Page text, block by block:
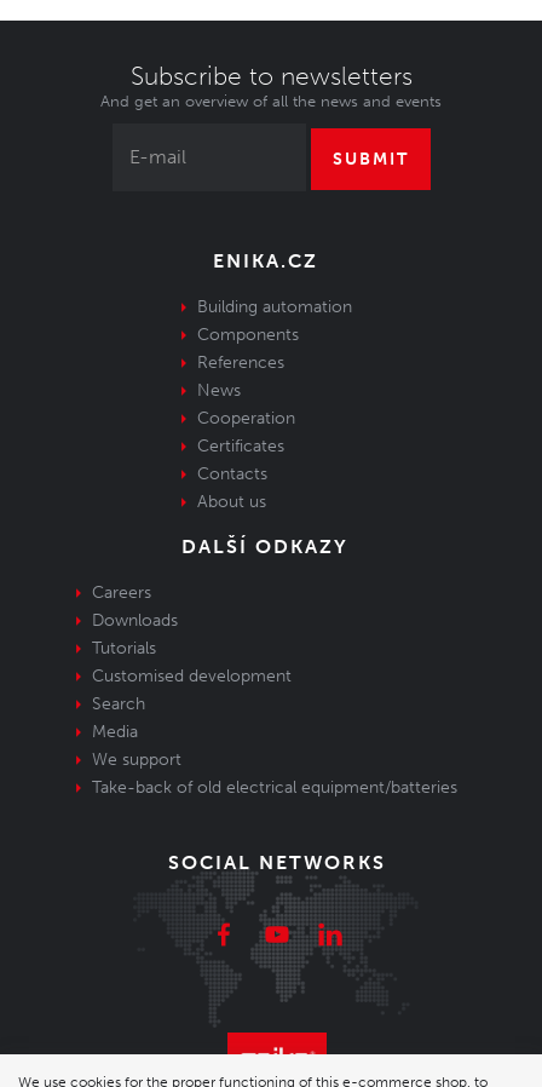
Subscribe to newsletters
And get an overview of all the news and events
SUBMIT
ENIKA.CZ
Building automation
Components
References
News
Cooperation
Certificates
Contacts
About us
DALŠÍ ODKAZY
Careers
Downloads
Tutorials
Customised development
Search
Media
We support
Take-back of old electrical equipment/batteries
SOCIAL NETWORKS
We use cookies for the proper functioning of this e-commerce shop, to